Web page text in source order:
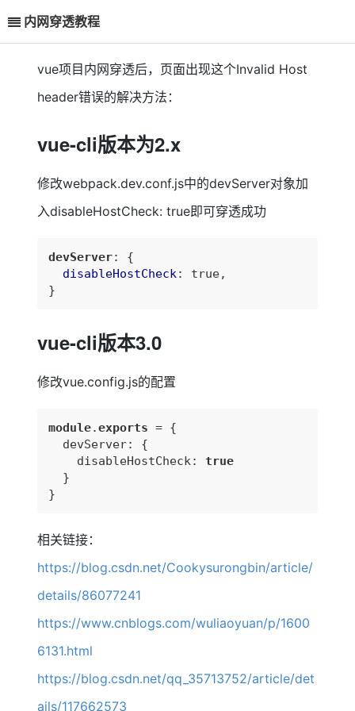
内网穿透教程
vue项目内网穿透后，页面出现这个Invalid Host
header错误的解决方法：
vue-cli版本为2.x
修改webpack.dev.conf.js中的devServer对象加
入disableHostCheck: true即可穿透成功
devServer: {
disableHostCheck : true,
}
vue-cli版本3.0
修改vue.config.js的配置
module.exports = {
  devServer: {
    disableHostCheck:
true
  }
}
相关链接：
https://blog.csdn.net/Cookysurongbin/article/
details/86077241
https://www.cnblogs.com/wuliaoyuan/p/1600
6131.html
https://blog.csdn.net/qq_35713752/article/det
ails/117662573